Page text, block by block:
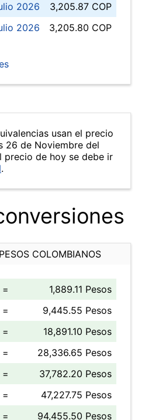
2026
3,205.87 COP
2026
3,205.80 COP
usan el precio
26 de Noviembre del
precio de hoy se debe ir
.
COLOMBIANOS
=
1,889.11 Pesos
=
9,445.55 Pesos
=
18,891.10 Pesos
=
28,336.65 Pesos
=
37,782.20 Pesos
=
47,227.75 Pesos
=
94,455.50 Pesos